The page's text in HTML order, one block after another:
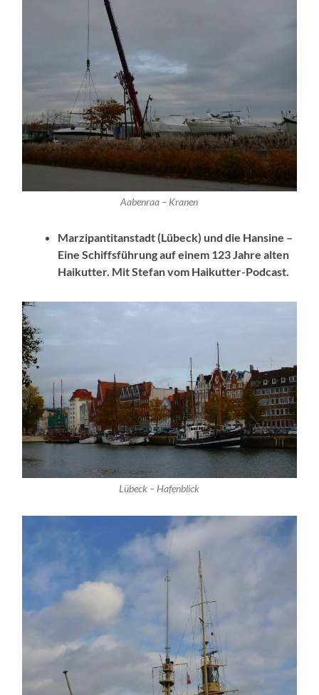
Aabenraa – Kranen
Marzipantitanstadt (Lübeck) und die Hansine –
Eine Schiffsführung auf einem 123 Jahre alten
Haikutter. Mit Stefan vom Haikutter-Podcast.
Lübeck – Hafenblick